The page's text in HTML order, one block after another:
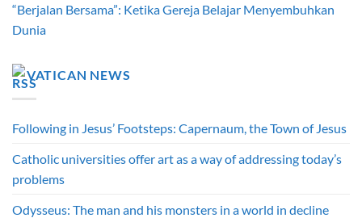
“Berjalan Bersama”: Ketika Gereja Belajar Menyembuhkan
Dunia
VATICAN NEWS
Following in Jesus’ Footsteps: Capernaum, the Town of Jesus
Catholic universities offer art as a way of addressing today’s
problems
Odysseus: The man and his monsters in a world in decline